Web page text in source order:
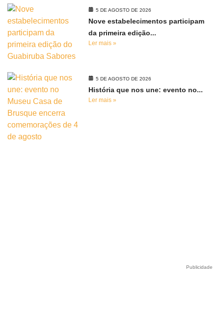
5 DE AGOSTO DE 2026
Nove estabelecimentos participam
da primeira edição...
Ler mais »
5 DE AGOSTO DE 2026
História que nos une: evento no...
Ler mais »
Publicidade